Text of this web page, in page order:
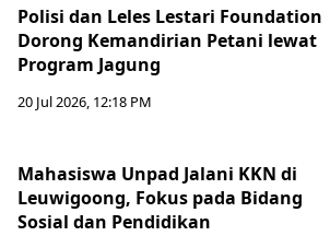
Polisi dan Leles Lestari Foundation
Dorong Kemandirian Petani lewat
Program Jagung
20 Jul 2026, 12:18 PM
Mahasiswa Unpad Jalani KKN di
Leuwigoong, Fokus pada Bidang
Sosial dan Pendidikan